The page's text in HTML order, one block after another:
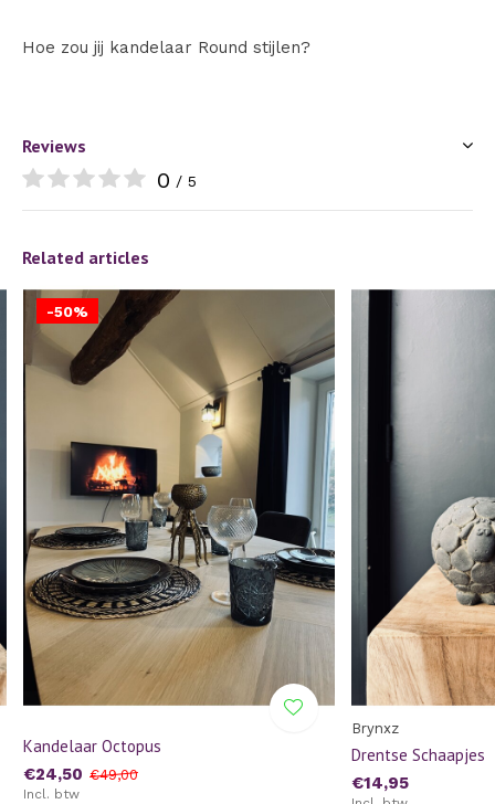
Hoe zou jij kandelaar Round stijlen?
Reviews
0 / 5
Related articles
-50%
Kandelaar Octopus
€24,50 €49,00
Incl. btw
Brynxz
Drentse Schaapjes
€14,95